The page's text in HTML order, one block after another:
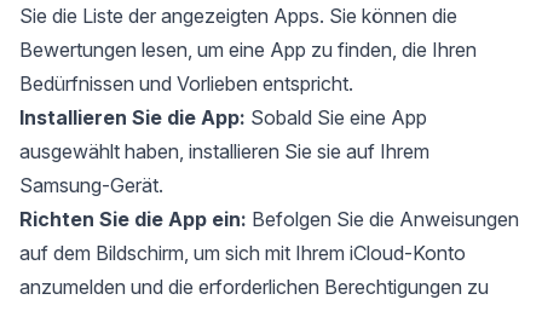
Sie die Liste der angezeigten Apps. Sie können die
Bewertungen lesen, um eine App zu finden, die Ihren
Bedürfnissen und Vorlieben entspricht.
Installieren Sie die App: Sobald Sie eine App
ausgewählt haben, installieren Sie sie auf Ihrem
Samsung-Gerät.
Richten Sie die App ein: Befolgen Sie die Anweisungen
auf dem Bildschirm, um sich mit Ihrem iCloud-Konto
anzumelden und die erforderlichen Berechtigungen zu